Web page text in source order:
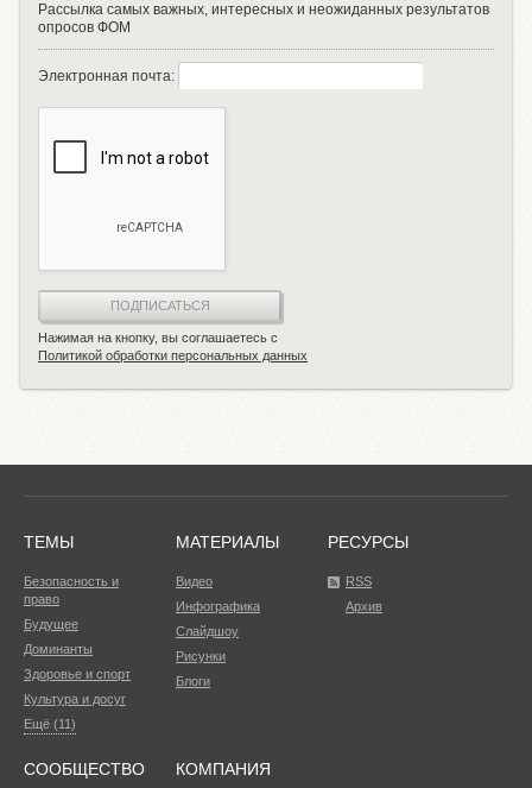
Рассылка самых важных, интересных и неожиданных результатов
опросов ФОМ
Электронная почта:
ПОДПИСАТЬСЯ
Нажимая на кнопку, вы соглашаетесь с
Политикой обработки персональных данных
ТЕМЫ
Безопасность и
право
Будущее
Доминанты
Здоровье и спорт
Культура и досуг
Ещё (11)
МАТЕРИАЛЫ
Видео
Инфографика
Слайдшоу
Рисунки
Блоги
РЕСУРСЫ
RSS
Архив
СООБЩЕСТВО КОМПАНИЯ